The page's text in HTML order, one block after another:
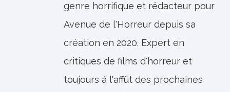
genre horrifique et rédacteur pour
Avenue de l'Horreur depuis sa
création en 2020. Expert en
critiques de films d'horreur et
toujours à l'affût des prochaines